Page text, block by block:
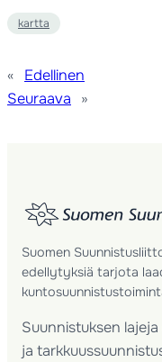
kartta
«
Edellinen
Seuraava
»
Suomen
edellytyksiä tarjota
Suunnistuksen
ja